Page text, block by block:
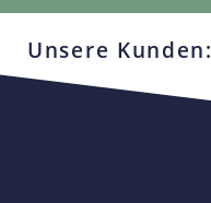
Unsere Kunden: